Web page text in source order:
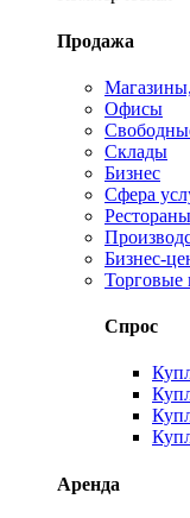
Продажа
Офисы
Склады
Бизнес
Сфера
Бизнес-
Торговые
Спрос
Аренда